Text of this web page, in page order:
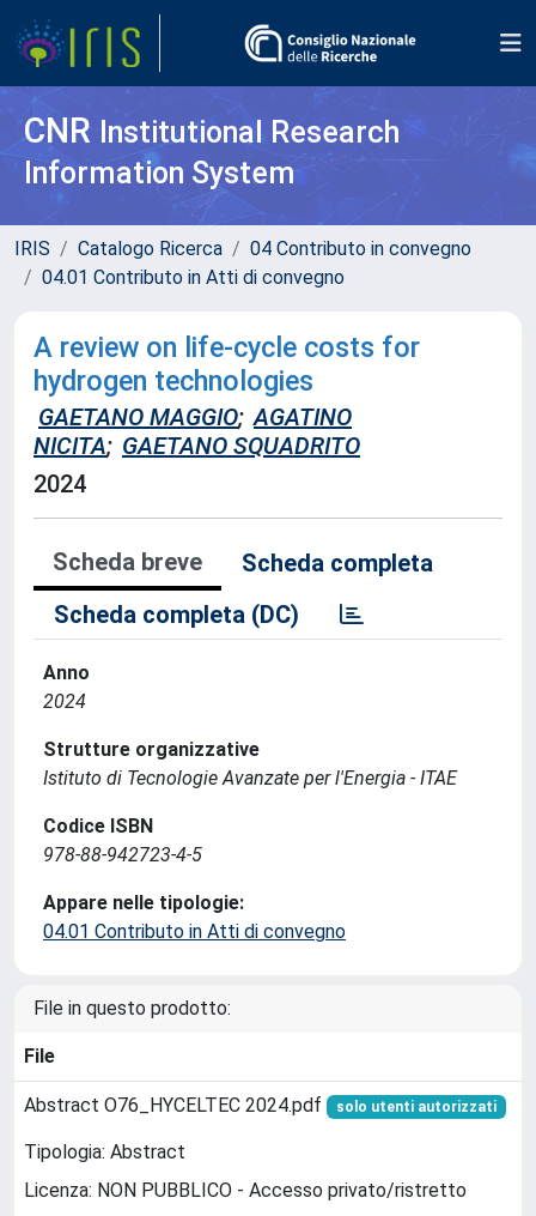
CNR Institutional Research
Information System
IRIS Catalogo Ricerca
04 Contributo in convegno
04.01 Contributo in Atti di convegno
A review on life-cycle costs for
hydrogen technologies
GAETANO MAGGIO; AGATINO
NICITA; GAETANO SQUADRITO
2024
Scheda breve
Scheda completa
Scheda completa (DC)
Anno
2024
Strutture organizzative
Istituto di Tecnologie Avanzate per l'Energia - ITAE
Codice ISBN
978-88-942723-4-5
Appare nelle tipologie:
04.01 Contributo in Atti di convegno
File in questo prodotto:
File
Abstract O76_HYCELTEC 2024.pdf solo utenti autorizzati
Tipologia: Abstract
Licenza: NON PUBBLICO - Accesso privato/ristretto